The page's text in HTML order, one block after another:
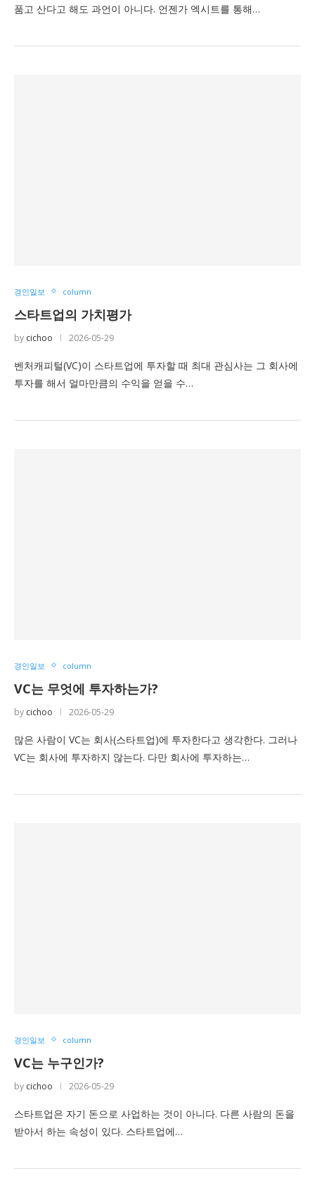
품고 산다고 해도 과언이 아니다. 언젠가 엑시트를 통해…
경인일보 column
스타트업의 가치평가
by cichoo 2026-05-29
벤처캐피털(VC)이 스타트업에 투자할 때 최대 관심사는 그 회사에
투자를 해서 얼마만큼의 수익을 얻을 수…
경인일보 column
VC는 무엇에 투자하는가?
by cichoo 2026-05-29
많은 사람이 VC는 회사(스타트업)에 투자한다고 생각한다. 그러나
VC는 회사에 투자하지 않는다. 다만 회사에 투자하는…
경인일보 column
VC는 누구인가?
by cichoo 2026-05-29
스타트업은 자기 돈으로 사업하는 것이 아니다. 다른 사람의 돈을
받아서 하는 속성이 있다. 스타트업에…